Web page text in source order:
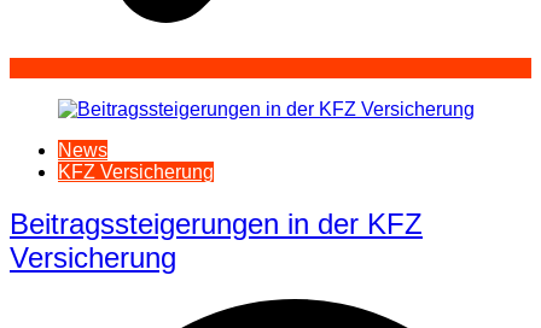
News
KFZ Versicherung
Beitragssteigerungen in der KFZ
Versicherung